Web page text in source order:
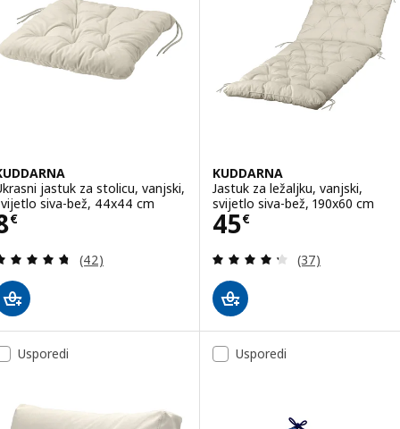
jastuk za stolicu, vanjski,
siva-bež, 44x44 cm
€ 8€
Revizija: 4.7 od 5 zvjezdica. Ukupno recenzija:
(42)
KUDDARNA
Jastuk za ležaljku, vanjski,
svijetlo siva-bež, 190x60 cm
45€
Cijena 45€
Revizija: 4.3
(37)
Usporedi Usporedi